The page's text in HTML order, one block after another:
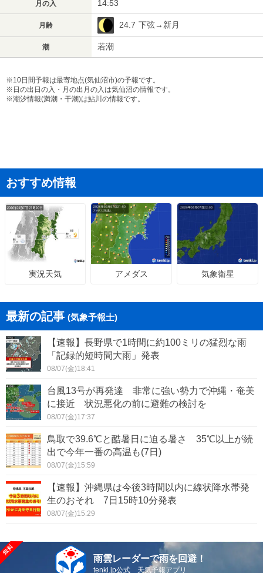
月の入 14:53
月齢 24.7 下弦→新月
潮 若潮
※10日間予報は最寄地点(気仙沼市)の予報です。
※日の出日の入・月の出月の入は気仙沼の情報です。
※潮汐情報(満潮・干潮)は鮎川の情報です。
おすすめ情報
実況天気 アメダス 気象衛星
最新の記事 (気象予報士)
【速報】長野県で1時間に約100ミリの猛烈な雨
「記録的短時間大雨」発表
08/07(金)18:41
台風13号が再発達 非常に強い勢力で沖縄・奄美
に接近 状況悪化の前に避難の検討を
08/07(金)17:37
鳥取で39.6℃と酷暑日に迫る暑さ 35℃以上が続
出で今年一番の高温も(7日)
08/07(金)15:59
【速報】沖縄県は今後3時間以内に線状降水帯発
生のおそれ 7日15時10分発表
08/07(金)15:29
雨雲レーダーで雨を回避！
tenki.jp公式 天気予報アプリ